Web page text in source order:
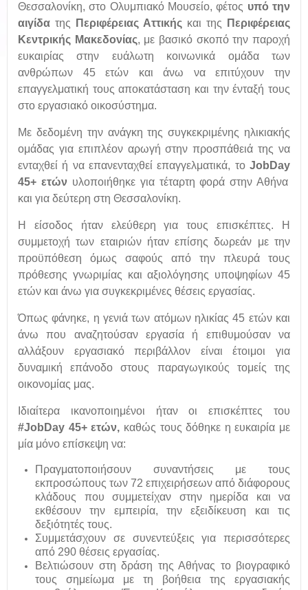
Θεσσαλονίκη, στο Ολυμπιακό Μουσείο, φέτος υπό την
αιγίδα της Περιφέρειας Αττικής και της
Περιφέρειας
Κεντρικής Μακεδονίας, με βασικό σκοπό την παροχή
ευκαιρίας στην ευάλωτη κοινωνικά ομάδα των
ανθρώπων 45 ετών και άνω να επιτύχουν την
επαγγελματική τους αποκατάσταση και την ένταξή τους
στο εργασιακό οικοσύστημα.
Με δεδομένη την ανάγκη της συγκεκριμένης ηλικιακής
ομάδας για επιπλέον αρωγή στην προσπάθειά της να
ενταχθεί ή να επανενταχθεί επαγγελματικά, το JobDay
45+ ετών υλοποιήθηκε για τέταρτη φορά στην Αθήνα
και για δεύτερη στη Θεσσαλονίκη.
Η είσοδος ήταν ελεύθερη για τους επισκέπτες. Η
συμμετοχή των εταιριών ήταν επίσης δωρεάν με την
προϋπόθεση όμως σαφούς από την πλευρά τους
πρόθεσης γνωριμίας και αξιολόγησης υποψηφίων 45
ετών και άνω για συγκεκριμένες θέσεις εργασίας.
Όπως φάνηκε, η γενιά των ατόμων ηλικίας 45 ετών και
άνω που αναζητούσαν εργασία ή επιθυμούσαν να
αλλάξουν εργασιακό περιβάλλον είναι έτοιμοι για
δυναμική επάνοδο στους παραγωγικούς τομείς της
οικονομίας μας.
Ιδιαίτερα ικανοποιημένοι ήταν οι επισκέπτες του
#JobDay 45+ ετών, καθώς τους δόθηκε η ευκαιρία με
μία μόνο επίσκεψη να:
Πραγματοποιήσουν συναντήσεις με τους
εκπροσώπους των 72 επιχειρήσεων από διάφορους
κλάδους που συμμετείχαν στην ημερίδα και να
εκθέσουν την εμπειρία, την εξειδίκευση και τις
δεξιότητές τους.
Συμμετάσχουν σε συνεντεύξεις για περισσότερες
από 290 θέσεις εργασίας.
Βελτιώσουν στη δράση της Αθήνας το βιογραφικό
τους σημείωμα με τη βοήθεια της εργασιακής